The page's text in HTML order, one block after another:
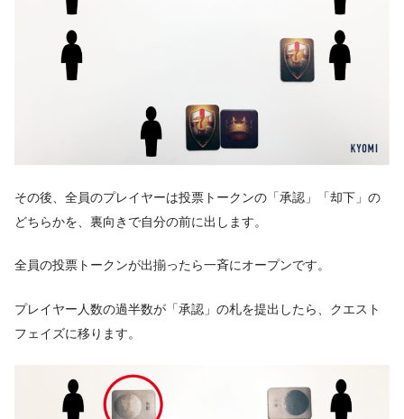
その後、全員のプレイヤーは投票トークンの「承認」「却下」の
どちらかを、裏向きで自分の前に出します。
全員の投票トークンが出揃ったら一斉にオープンです。
プレイヤー人数の過半数が「承認」の札を提出したら、クエスト
フェイズに移ります。